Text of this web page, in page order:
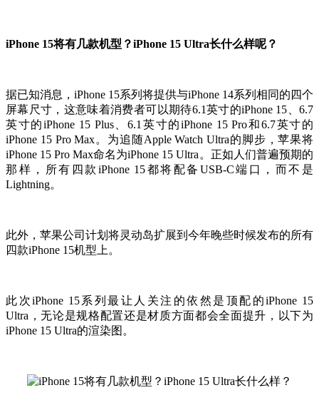
iPhone 15将有几款机型？iPhone 15 Ultra长什么样呢？
据已知消息，iPhone 15系列将提供与iPhone 14系列相同的四个
屏幕尺寸，这意味着消费者可以期待6.1英寸的iPhone 15、6.7
英寸的iPhone 15 Plus、6.1英寸的iPhone 15 Pro和6.7英寸的
iPhone 15 Pro Max。为追随Apple Watch Ultra的脚步，苹果将
iPhone 15 Pro Max命名为iPhone 15 Ultra。正如人们普遍预期的
那样，所有四款iPhone 15都将配备USB-C端口，而不是
Lightning。
此外，苹果公司计划将灵动岛扩展到今年晚些时候发布的所有
四款iPhone 15机型上。
此次iPhone 15系列最让人关注的依然是顶配的iPhone 15
Ultra，无论是规格配置还是材质方面都会全面提升，以下为
iPhone 15 Ultra的渲染图。